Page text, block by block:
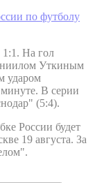
по футболу
1:1. На гол
Уткиным
ударом
В серии
(5:4).
России будет
19 августа. За